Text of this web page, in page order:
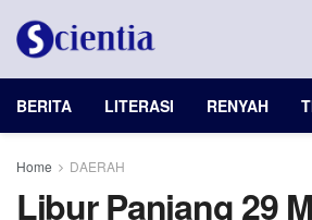
BERITA LITERASI RENYAH
Home DAERAH
Libur Panjang 29